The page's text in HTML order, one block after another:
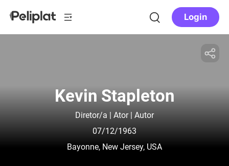
Login
Kevin Stapleton
Diretor/a | Ator | Autor
07/12/1963
Bayonne, New Jersey, USA